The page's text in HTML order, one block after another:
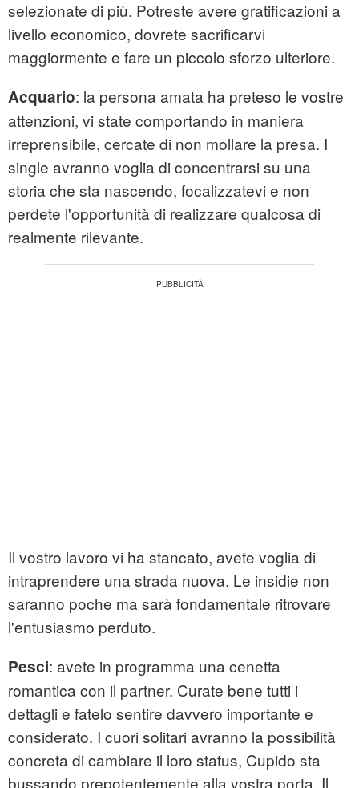
selezionate di più. Potreste avere gratificazioni a
livello economico, dovrete sacrificarvi
maggiormente e fare un piccolo sforzo ulteriore.
Acquario: la persona amata ha preteso le vostre
attenzioni, vi state comportando in maniera
irreprensibile, cercate di non mollare la presa. I
single avranno voglia di concentrarsi su una
storia che sta nascendo, focalizzatevi e non
perdete l'opportunità di realizzare qualcosa di
realmente rilevante.
Il vostro lavoro vi ha stancato, avete voglia di
intraprendere una strada nuova. Le insidie non
saranno poche ma sarà fondamentale ritrovare
l'entusiasmo perduto.
Pesci: avete in programma una cenetta
romantica con il partner. Curate bene tutti i
dettagli e fatelo sentire davvero importante e
considerato. I cuori solitari avranno la possibilità
concreta di cambiare il loro status, Cupido sta
bussando prepotentemente alla vostra porta. Il